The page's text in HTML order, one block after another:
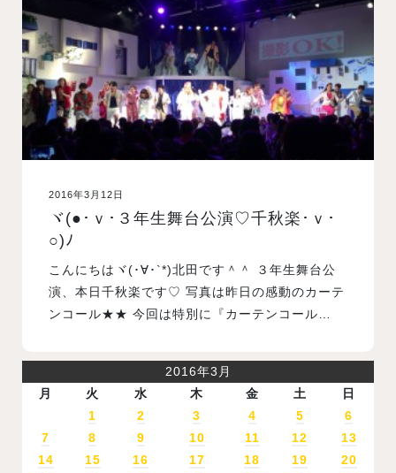
2016年3月12日
ヾ(●･ｖ･３年生舞台公演♡千秋楽･ｖ･
○)ﾉ
こんにちはヾ(･∀･`*)北田です＾＾ ３年生舞台公
演、本日千秋楽です♡ 写真は昨日の感動のカーテ
ンコール★★ 今回は特別に『カーテンコール…
2016年3月
月
火 水 木 金 土 日
1 2 3 4 5
6
7
8 9 10 11 12
13
14
15 16 17 18 19
20